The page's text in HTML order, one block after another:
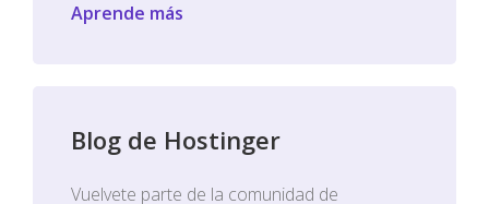
Aprende más
Blog de Hostinger
Vuelvete parte de la comunidad de